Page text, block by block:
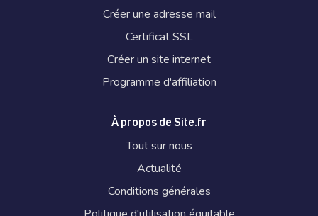
Créer une adresse mail
Certificat SSL
Créer un site internet
Programme d'affiliation
À propos de Site.fr
Tout sur nous
Actualité
Conditions générales